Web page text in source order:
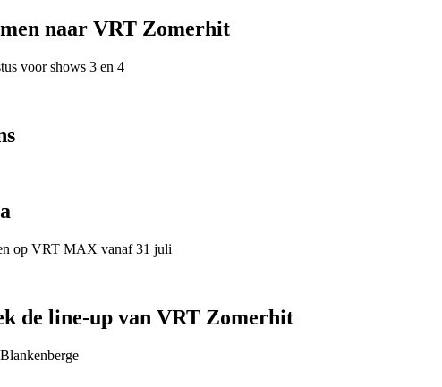
naar VRT Zomerhit
voor shows 3 en 4
op VRT MAX vanaf 31 juli
de line-up van VRT Zomerhit